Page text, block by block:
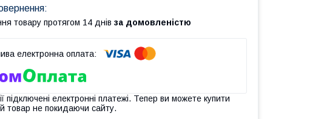
товару протягом 14 днів за домовленістю
підключені електронні платежі. Тепер ви можете купити
товар не покидаючи сайту.